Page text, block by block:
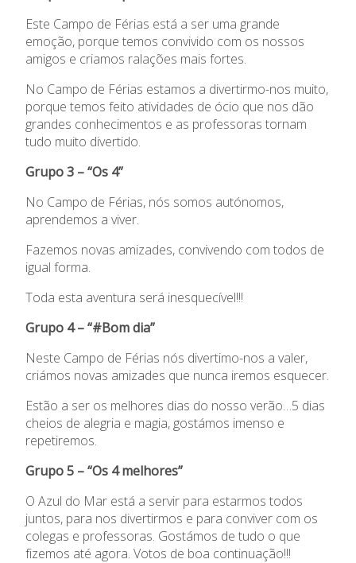
APEE
Notícias
Este Campo de Férias está a ser uma grande
emoção, porque temos convivido com os nossos
amigos e criamos ralações mais fortes.
No Campo de Férias estamos a divertirmo-nos muito,
porque temos feito atividades de ócio que nos dão
grandes conhecimentos e as professoras tornam
tudo muito divertido.
Grupo 3 – “Os 4”
No Campo de Férias, nós somos autónomos,
aprendemos a viver.
Fazemos novas amizades, convivendo com todos de
igual forma.
Toda esta aventura será inesquecível!!!
Grupo 4 – “#Bom dia”
Neste Campo de Férias nós divertimo-nos a valer,
criámos novas amizades que nunca iremos esquecer.
Estão a ser os melhores dias do nosso verão…5 dias
cheios de alegria e magia, gostámos imenso e
repetiremos.
Grupo 5 – “Os 4 melhores”
O Azul do Mar está a servir para estarmos todos
juntos, para nos divertirmos e para conviver com os
colegas e professoras. Gostámos de tudo o que
fizemos até agora. Votos de boa continuação!!!